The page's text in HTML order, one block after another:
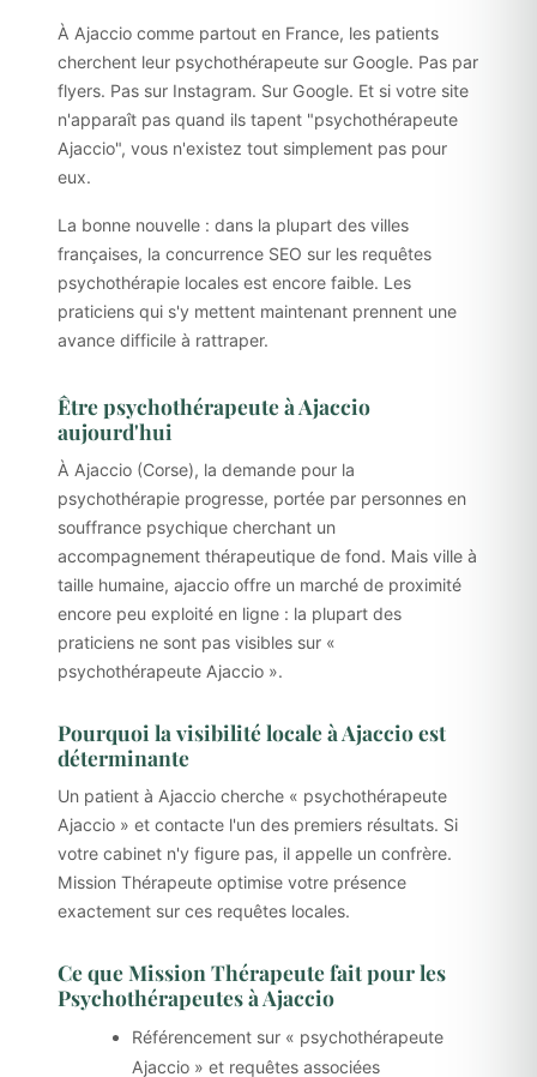
À Ajaccio comme partout en France, les patients
cherchent leur psychothérapeute sur Google. Pas par
flyers. Pas sur Instagram. Sur Google. Et si votre site
n'apparaît pas quand ils tapent "psychothérapeute
Ajaccio", vous n'existez tout simplement pas pour
eux.
La bonne nouvelle : dans la plupart des villes
françaises, la concurrence SEO sur les requêtes
psychothérapie locales est encore faible. Les
praticiens qui s'y mettent maintenant prennent une
avance difficile à rattraper.
Être psychothérapeute à Ajaccio
aujourd'hui
À Ajaccio (Corse), la demande pour la
psychothérapie progresse, portée par personnes en
souffrance psychique cherchant un
accompagnement thérapeutique de fond. Mais ville à
taille humaine, ajaccio offre un marché de proximité
encore peu exploité en ligne : la plupart des
praticiens ne sont pas visibles sur «
psychothérapeute Ajaccio ».
Pourquoi la visibilité locale à Ajaccio est
déterminante
Un patient à Ajaccio cherche « psychothérapeute
Ajaccio » et contacte l'un des premiers résultats. Si
votre cabinet n'y figure pas, il appelle un confrère.
Mission Thérapeute optimise votre présence
exactement sur ces requêtes locales.
Ce que Mission Thérapeute fait pour les
Psychothérapeutes à Ajaccio
Référencement sur « psychothérapeute
Ajaccio » et requêtes associées